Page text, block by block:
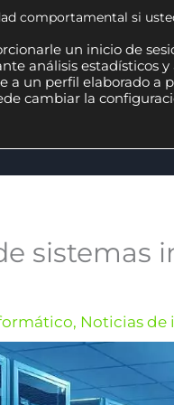
sistemas
, Noticias de
comportamental si
un inicio de
análisis estadísticos
a un perfil elaborado a
cambiar la